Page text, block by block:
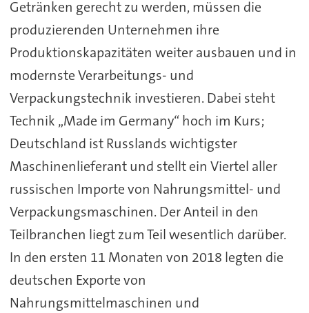
Getränken gerecht zu werden, müssen die
produzierenden Unternehmen ihre
Produktionskapazitäten weiter ausbauen und in
modernste Verarbeitungs- und
Verpackungstechnik investieren. Dabei steht
Technik „Made im Germany“ hoch im Kurs;
Deutschland ist Russlands wichtigster
Maschinenlieferant und stellt ein Viertel aller
russischen Importe von Nahrungsmittel- und
Verpackungsmaschinen. Der Anteil in den
Teilbranchen liegt zum Teil wesentlich darüber.
In den ersten 11 Monaten von 2018 legten die
deutschen Exporte von
Nahrungsmittelmaschinen und